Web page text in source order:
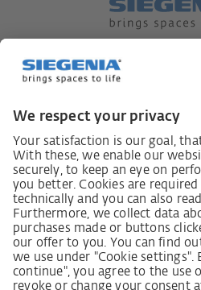
LkSG-Merkblatt für
Grundsatzerklärung
Beschwerdeverfahren
Impressum AGB